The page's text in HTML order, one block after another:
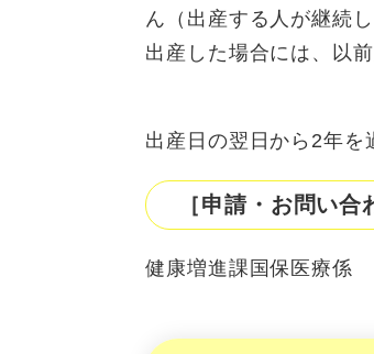
ん（出産する人が継続
出産した場合には、以
出産日の翌日から2年を
［申請・お問い合
健康増進課国保医